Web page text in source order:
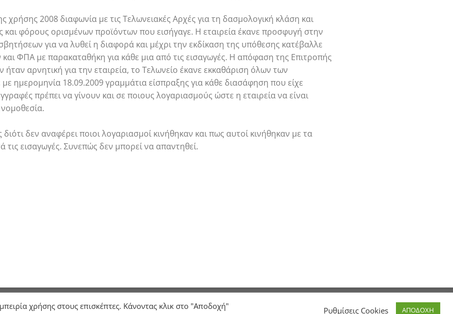
χρήσης 2008 διαφωνία με τις Τελωνειακές Αρχές για τη δασμολογική κλάση και
φόρους ορισμένων προϊόντων που εισήγαγε. Η εταιρεία έκανε προσφυγή στην
για να λυθεί η διαφορά και μέχρι την εκδίκαση της υπόθεσης κατέβαλλε
ΦΠΑ με παρακαταθήκη για κάθε μια από τις εισαγωγές. Η απόφαση της Επιτροπής
αρνητική για την εταιρεία, το Τελωνείο έκανε εκκαθάριση όλων των
ημερομηνία 18.09.2009 γραμμάτια είσπραξης για κάθε διασάφηση που είχε
πρέπει να γίνουν και σε ποιους λογαριασμούς ώστε η εταιρεία να είναι
δεν αναφέρει ποιοι λογαριασμοί κινήθηκαν και πως αυτοί κινήθηκαν με τα
εισαγωγές. Συνεπώς δεν μπορεί να απαντηθεί.
χρήσης στους επισκέπτες. Κάνοντας κλικ στο "Αποδοχή"
Ρυθμίσεις Cookies ΑΠΟΔΟΧΗ